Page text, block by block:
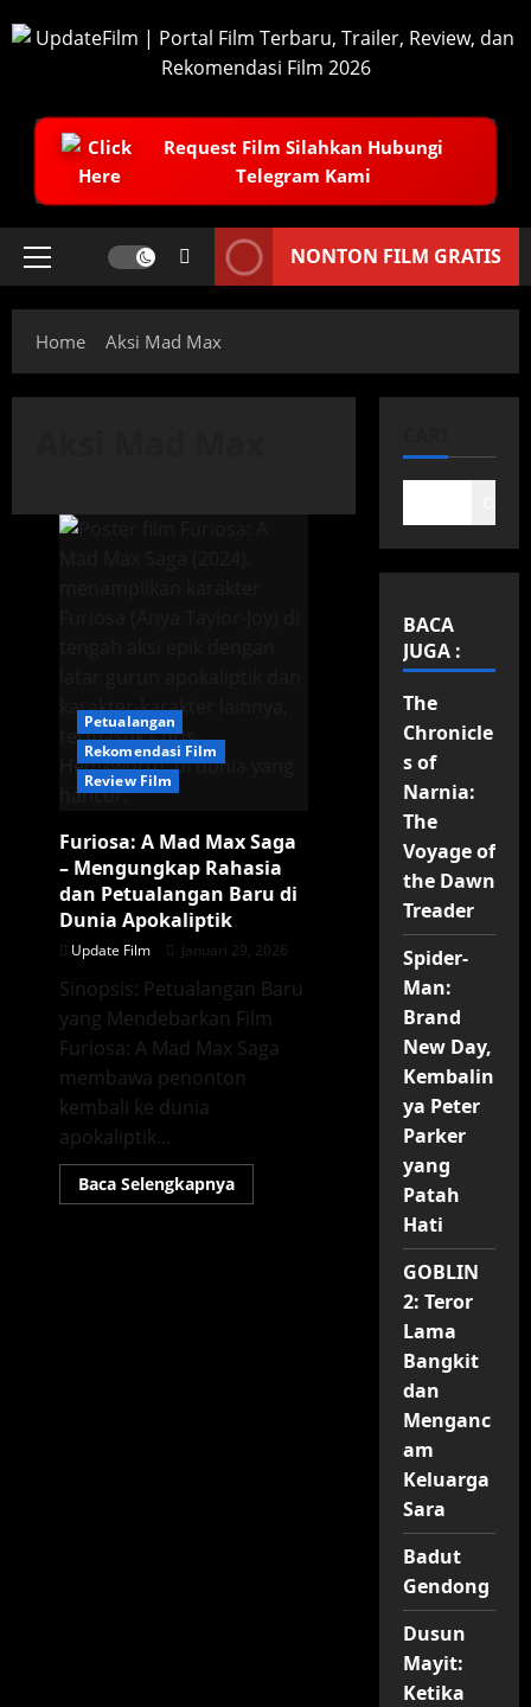
to
Request Film Silahkan Hubungi
Telegram Kami
Primary
NONTON FILM GRATIS
Home Aksi Mad Max
Petualangan
Rekomendasi Film
Review Film
Furiosa: A Mad Max Saga
– Mengungkap Rahasia
dan Petualangan Baru di
Dunia Apokaliptik
Update Film Januari 29, 2026
Sinopsis: Petualangan Baru
yang Mendebarkan Film
Furiosa: A Mad Max Saga
membawa penonton
kembali ke dunia
apokaliptik...
Baca SelengkapnyaRead
more
BACA
JUGA :
The
Chronicle
s of
Narnia:
The
Voyage of
the Dawn
Treader
Spider-
Man:
Brand
New Day,
Kembalin
ya Peter
Parker
yang
Patah
Hati
GOBLIN
2: Teror
Lama
Bangkit
dan
Menganc
am
Keluarga
Sara
Badut
Gendong
Dusun
Mayit:
Ketika